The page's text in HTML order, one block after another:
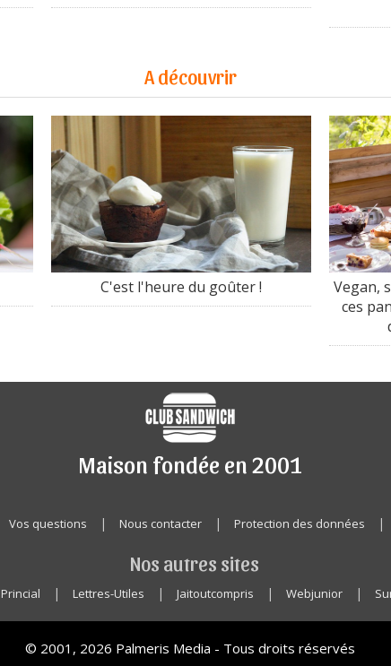
A découvrir
C'est l'heure du goûter !
Vegan,
ces
Maison fondée en 2001
Vos questions | Nous contacter | Protection des données |
Nos autres sites
Princial | Lettres-Utiles | Jaitoutcompris | Webjunior |
© 2001, 2026 Palmeris Media - Tous droits réservés